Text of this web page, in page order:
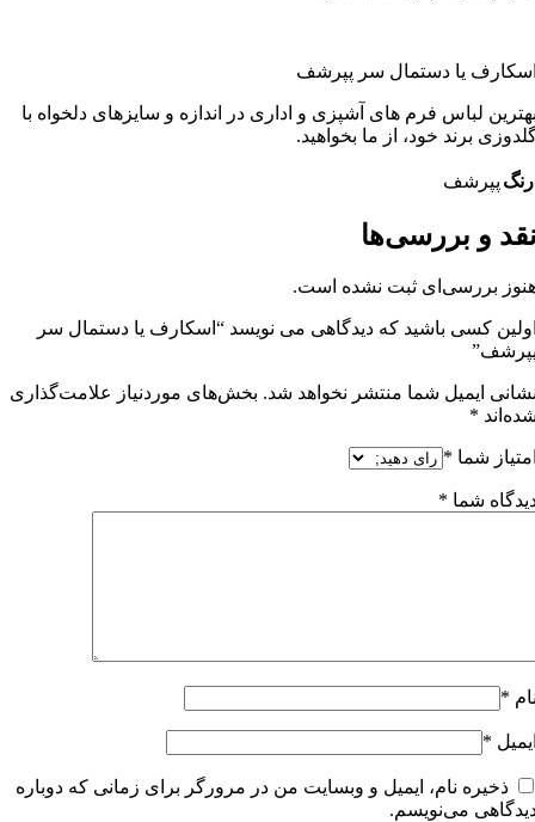
یا دستمال سر پپرشف
لباس فرم های آشپزی و اداری در اندازه و سایزهای دلخواه با
برند خود، از ما بخواهید.
رنگ پپرشف
و بررسی‌ها
بررسی‌ای ثبت نشده است.
کسی باشید که دیدگاهی می نویسد “اسکارف یا دستمال سر
ایمیل شما منتشر نخواهد شد. بخش‌های موردنیاز علامت‌گذاری
*
شما *
شما *
*
*
ذخیره نام، ایمیل و وبسایت من در مرورگر برای زمانی که دوباره
می‌نویسم.